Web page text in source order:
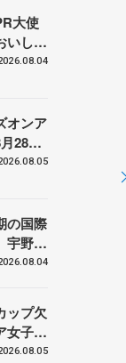
り返
大使
いし
魅力」
オンア
28日
川静
20
の国際
野昌
ている
ップ欠
女子2